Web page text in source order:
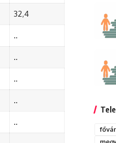
32,4
..
..
..
..
..